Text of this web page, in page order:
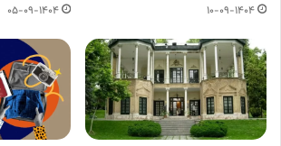
۱۰-۰۹-۱۴۰۴ ۰۵-۰۹-۱۴۰۴